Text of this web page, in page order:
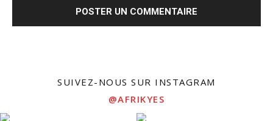
SUIVEZ-NOUS SUR INSTAGRAM
@AFRIKYES